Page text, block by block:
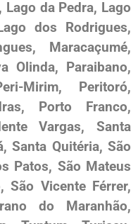
da Pedra, Lago
dos Rodrigues,
Maracaçumé,
Olinda, Paraibano,
Mirim, Peritoró,
Porto Franco,
Vargas, Santa
Santa Quitéria, São
Patos, São Mateus
São Vicente Férrer,
do Maranhão,